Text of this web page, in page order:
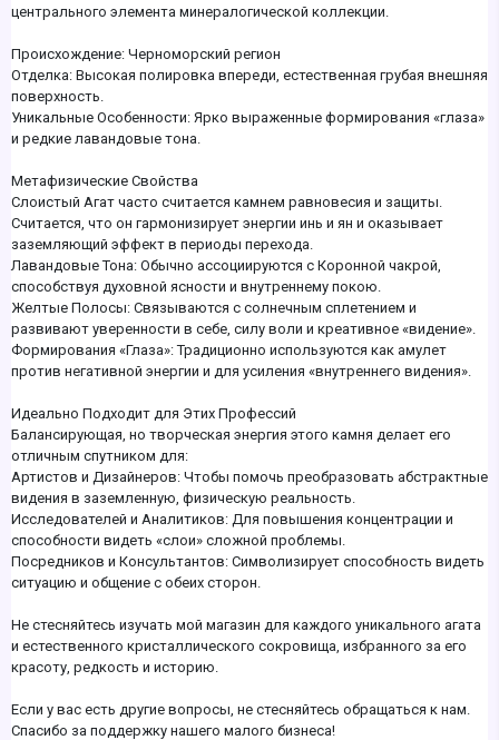
центрального элемента минералогической коллекции.
Происхождение: Черноморский регион
Отделка: Высокая полировка впереди, естественная грубая внешняя
поверхность.
Уникальные Особенности: Ярко выраженные формирования «глаза»
и редкие лавандовые тона.
Метафизические Свойства
Слоистый Агат часто считается камнем равновесия и защиты.
Считается, что он гармонизирует энергии инь и ян и оказывает
заземляющий эффект в периоды перехода.
Лавандовые Тона: Обычно ассоциируются с Коронной чакрой,
способствуя духовной ясности и внутреннему покою.
Желтые Полосы: Связываются с солнечным сплетением и
развивают уверенности в себе, силу воли и креативное «видение».
Формирования «Глаза»: Традиционно используются как амулет
против негативной энергии и для усиления «внутреннего видения».
Идеально Подходит для Этих Профессий
Балансирующая, но творческая энергия этого камня делает его
отличным спутником для:
Артистов и Дизайнеров: Чтобы помочь преобразовать абстрактные
видения в заземленную, физическую реальность.
Исследователей и Аналитиков: Для повышения концентрации и
способности видеть «слои» сложной проблемы.
Посредников и Консультантов: Символизирует способность видеть
ситуацию и общение с обеих сторон.
Не стесняйтесь изучать мой магазин для каждого уникального агата
и естественного кристаллического сокровища, избранного за его
красоту, редкость и историю.
Если у вас есть другие вопросы, не стесняйтесь обращаться к нам.
Спасибо за поддержку нашего малого бизнеса!